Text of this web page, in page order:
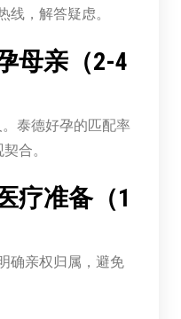
，解答疑虑。
母亲（2-4
泰德好孕的匹配率
合。
疗准备（1
确亲权归属，避免